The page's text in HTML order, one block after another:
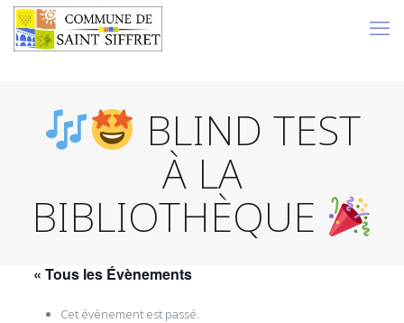
BLIND TEST
À LA
BIBLIOTHÈQUE
« Tous les Évènements
Cet évènement est passé.